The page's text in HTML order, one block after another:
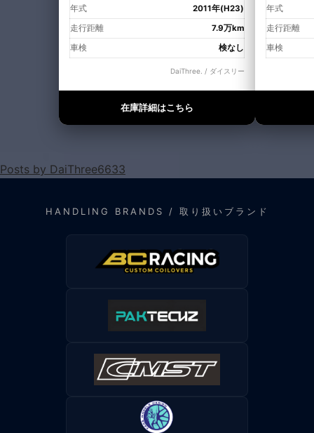
年式
2011年(H23)
走行距離
7.9万km
車検
検なし
DaiThree. / ダイスリー
在庫詳細はこちら
年式
走行距離
車検
Posts by DaiThree6633
HANDLING BRANDS / 取り扱いブランド